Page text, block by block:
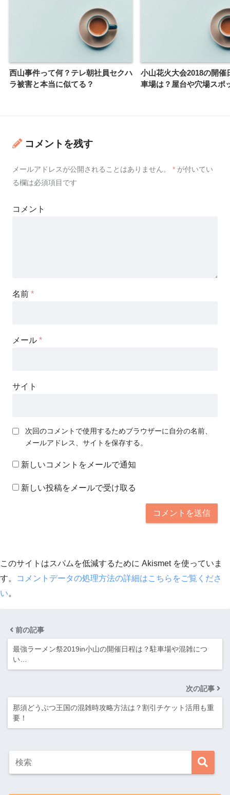
西山事件って何？テレ朝社員セクハ
ラ被害と本当に似てる？
小山花火大会2018の開催
車場は？屋台や穴場スポ
コメントを残す
メールアドレスが公開されることはありません。 * が付いてい
る欄は必須項目です
コメント
名前 *
メール *
サイト
次回のコメントで使用するためブラウザーに自分の名前、
メールアドレス、サイトを保存する。
新しいコメントをメールで通知
新しい投稿をメールで受け取る
このサイトはスパムを低減するために Akismet を使っていま
す。
コメントデータの処理方法の詳細はこちらをご覧くださ
い。
前の記事
最強ラーメン祭2019in小山の開催日程は？駐車場や混雑につ
い…
次の記事
那須どうぶつ王国の混雑時攻略方法は？割引チケット活用も重
要！